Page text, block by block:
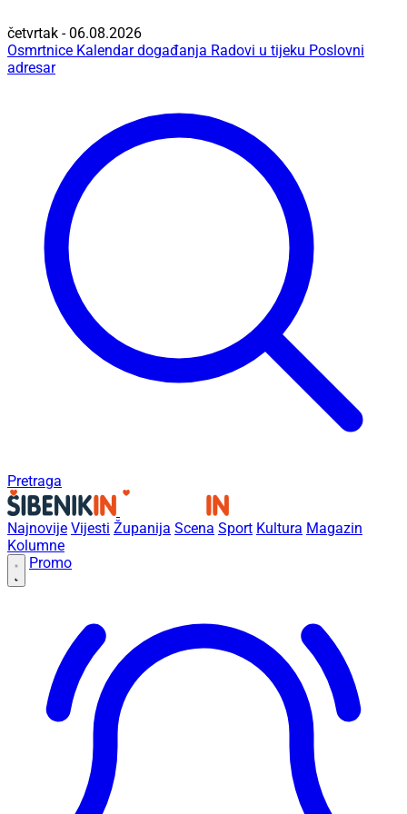
četvrtak - 06.08.2026
Osmrtnice Kalendar događanja Radovi u tijeku Poslovni
adresar
Pretraga
Najnovije Vijesti Županija Scena Sport Kultura Magazin
Kolumne
Promo